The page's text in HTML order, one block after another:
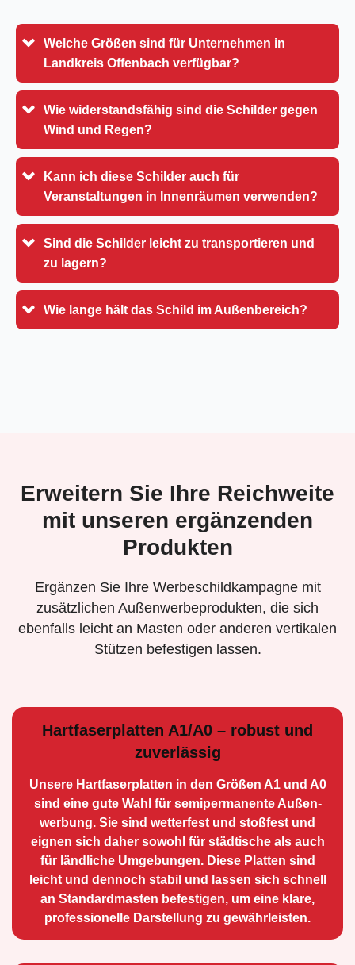
Welche Größen sind für Unternehmen in
Landkreis Offenbach verfügbar?
Wie widerstandsfähig sind die Schilder gegen
Wind und Regen?
Kann ich diese Schilder auch für
Veranstaltungen in Innenräumen verwenden?
Sind die Schilder leicht zu transportieren und
zu lagern?
Wie lange hält das Schild im Außenbereich?
Erweitern Sie Ihre Reichweite
mit unseren ergänzenden
Produkten
Ergänzen Sie Ihre Werbeschildkampagne mit
zusätzlichen Außenwerbeprodukten, die sich
ebenfalls leicht an Masten oder anderen vertikalen
Stützen befestigen lassen.
Hartfaserplatten A1/A0 – robust und
zuverlässig
Unsere Hartfaserplatten in den Größen A1 und A0
sind eine gute Wahl für semiperma­nente Außen­
werbung. Sie sind wetterfest und stoßfest und
eignen sich daher sowohl für städtische als auch
für ländliche Umge­bungen. Diese Platten sind
leicht und dennoch stabil und lassen sich schnell
an Standard­masten befestigen, um eine klare,
professionelle Darstellung zu gewährleisten.